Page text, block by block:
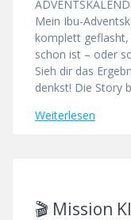
Mein Ibu-
komplett geflasht,
schon ist – oder
Sieh dir das
denkst! Die Story
Weiterlesen
🎬 Mission